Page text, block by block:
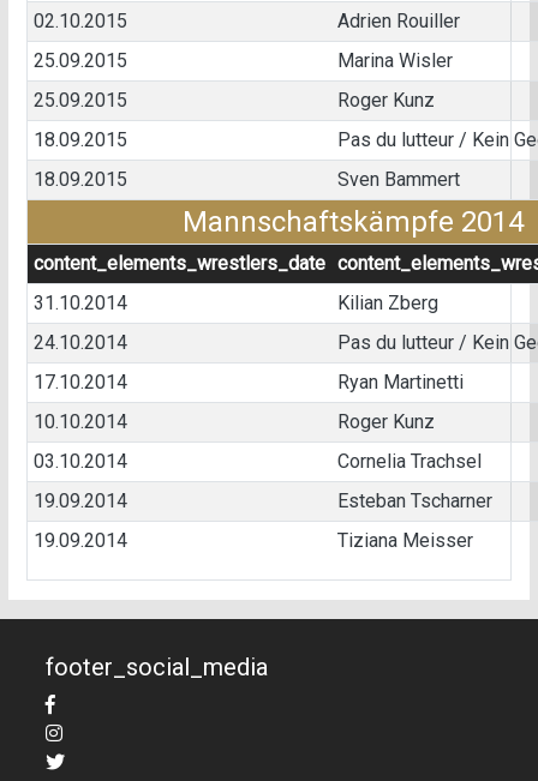
02.10.2015
Adrien Rouiller
25.09.2015
Marina Wisler
25.09.2015
Roger Kunz
18.09.2015
Pas du lutteur / Kein
18.09.2015
Sven Bammert
Mannschaftskämpfe 2014
content_elements_wrestlers_date
31.10.2014
Kilian Zberg
24.10.2014
Pas du lutteur / Kein
17.10.2014
Ryan Martinetti
10.10.2014
Roger Kunz
03.10.2014
Cornelia Trachsel
19.09.2014
Esteban Tscharner
19.09.2014
Tiziana Meisser
footer_social_media